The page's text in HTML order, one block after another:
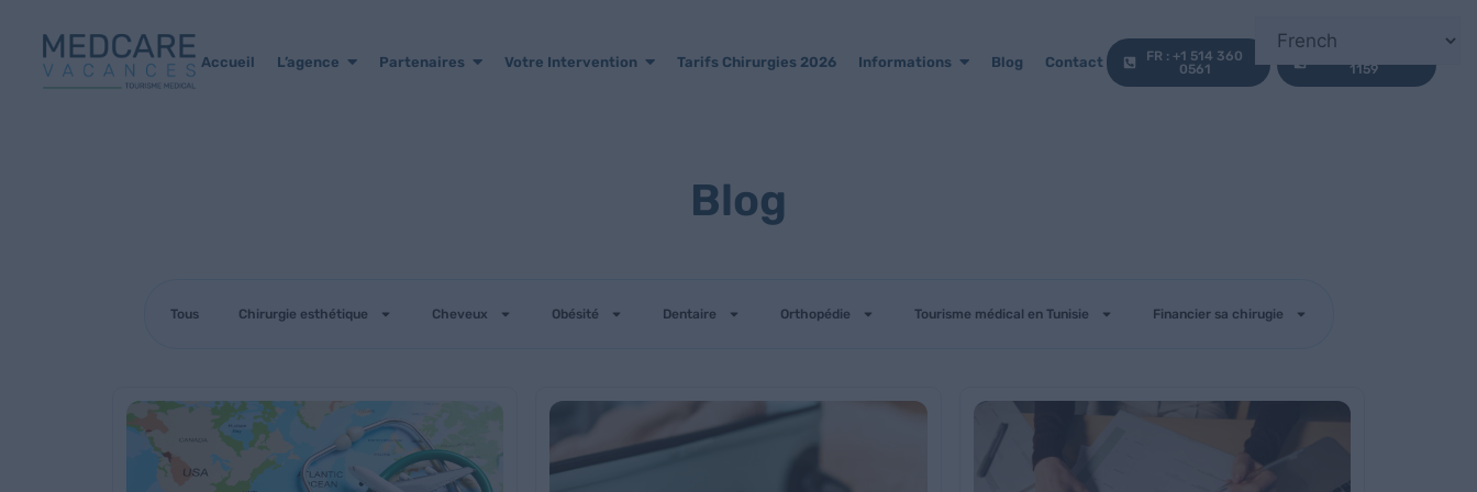
Accueil L’agence Partenaires Votre Intervention Tarifs Chirurgies 2026 Informations Blog Contact
FR : +1 514 360
0561
1159
Blog
Tous Chirurgie esthétique Cheveux Obésité Dentaire Orthopédie Tourisme médical en Tunisie Financier sa chirugie